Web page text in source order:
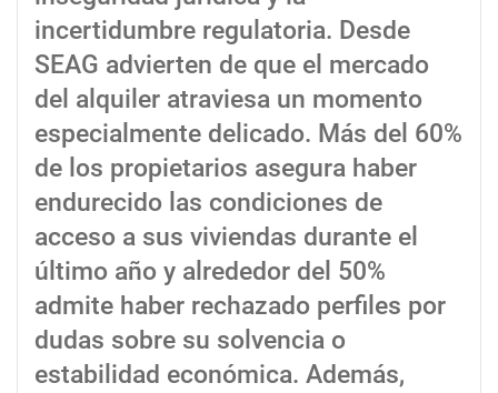
incertidumbre regulatoria. Desde
SEAG advierten de que el mercado
del alquiler atraviesa un momento
especialmente delicado. Más del 60%
de los propietarios asegura haber
endurecido las condiciones de
acceso a sus viviendas durante el
último año y alrededor del 50%
admite haber rechazado perfiles por
dudas sobre su solvencia o
estabilidad económica. Además,